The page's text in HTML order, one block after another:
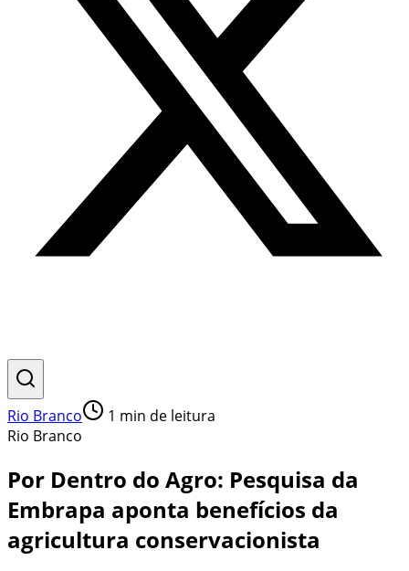
Rio Branco 1 min de leitura
Rio Branco
Por Dentro do Agro: Pesquisa da
Embrapa aponta benefícios da
agricultura conservacionista